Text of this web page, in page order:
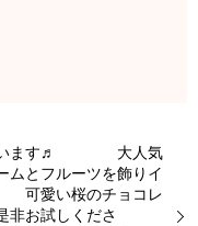
ています♬ 大人気
ムとフルーツを飾りイ
愛い桜のチョコレ
非お試しくださ